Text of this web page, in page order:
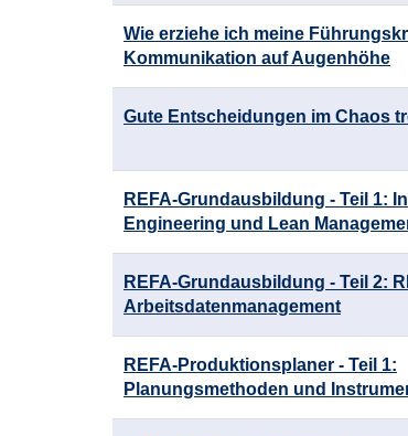
Wie erziehe ich meine
Kommunikation auf Augenhöhe
Gute Entscheidungen im Chaos
REFA-Grundausbildung - Teil 1:
Engineering und Lean
REFA-Grundausbildung - Teil 2:
Arbeitsdatenmanagement
REFA-Produktionsplaner - Teil 1:
Planungsmethoden und